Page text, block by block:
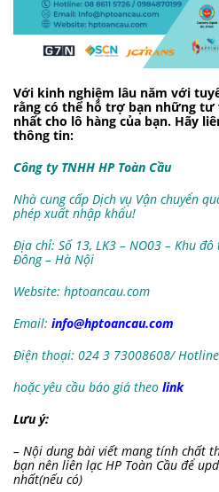
Với kinh nghiệm lâu năm với
rằng có thể hỗ trợ bạn những
nhất cho lô hàng của bạn. Hãy
thông tin:
Công ty TNHH HP Toàn Cầu
Nhà cung cấp Dịch vụ Vận chuyển
phép xuất nhập khẩu!
Địa chỉ: Số 13, LK3 – NO03 – Khu
Đông – Hà Nội
Website: hptoancau.com
Email: info@hptoancau.com
Điện thoại: 024 3 73008608/
hoặc yêu cầu báo giá theo link
Lưu ý:
– Nội dung bài viết mang tính chất
bạn nên liên lạc HP Toàn Cầu để
nhất(nếu có)